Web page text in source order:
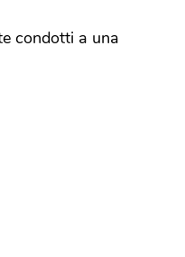
condotti a una